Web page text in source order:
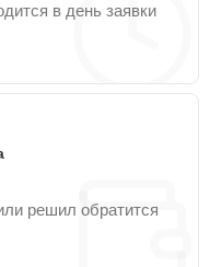
в день заявки
решил обратится